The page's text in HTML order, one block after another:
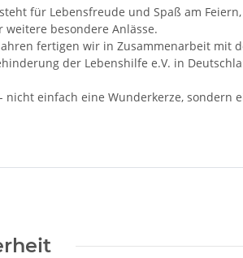
für Lebensfreude und Spaß am
weitere besondere Anlässe.
fertigen wir in Zusammenarbeit mit
der Lebenshilfe e.V. in
einfach eine Wunderkerze, sondern